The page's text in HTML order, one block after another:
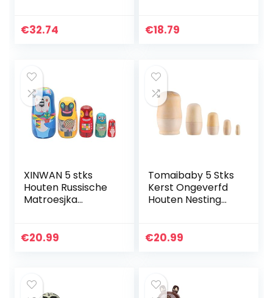
€32.74
zwart wit meisjes
€18.79
XINWAN 5 stks
Houten Russische
Matroesjka
Ornamenten
€20.99
Tomaibaby 5 Stks
Kerst Ongeverfd
Houten Nesting
Matroesjka
€20.99